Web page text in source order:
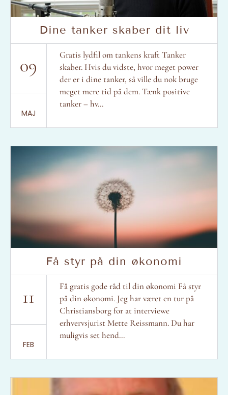
Dine tanker skaber dit liv
09
MAJ
Gratis lydfil om tankens kraft Tanker
skaber. Hvis du vidste, hvor meget power
der er i dine tanker, så ville du nok bruge
meget mere tid på dem. Tænk positive
tanker – hv...
Få styr på din økonomi
11
FEB
Få gratis gode råd til din økonomi Få styr
på din økonomi. Jeg har været en tur på
Christiansborg for at interviewe
erhvervsjurist Mette Reissmann. Du har
muligvis set hend...